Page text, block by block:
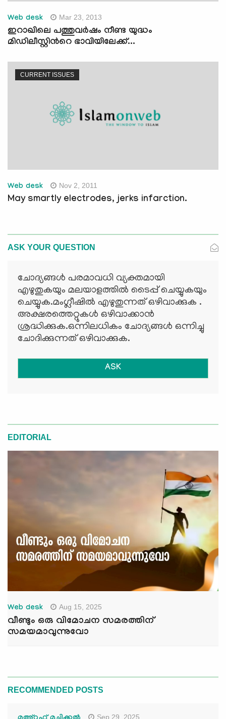
Web desk Mar 23, 2013
ഇറാഖിലെ പത്തുവര്‍ഷം നീണ്ട യുദ്ധം
മിഡിലീസ്റ്റിന്‍റെ ഭാവിയിലേക്ക്...
CURRENT ISSUES
Web desk Nov 2, 2011
May smartly electrodes, jerks infarction.
ASK YOUR QUESTION
ചോദ്യങ്ങള്‍ പരമാവധി വ്യക്തമായി
എഴുതുകയും മലയാളത്തില്‍ ടൈപ്പ് ചെയ്യുകയും
ചെയ്യുക.മംഗ്ലീഷില്‍ എഴുതുന്നത് ഒഴിവാക്കുക .
അക്ഷരത്തെറ്റുകള്‍ ഒഴിവാക്കാന്‍
ശ്രദ്ധിക്കുക.ഒന്നിലധികം ചോദ്യങ്ങള്‍ ഒന്നിച്ചു
ചോദിക്കുന്നത് ഒഴിവാക്കുക.
ASK
EDITORIAL
Web desk Aug 15, 2025
വീണ്ടും ഒരു വിമോചന സമരത്തിന്
സമയമാവുന്നുവോ
RECOMMENDED POSTS
Sep 29, 2025